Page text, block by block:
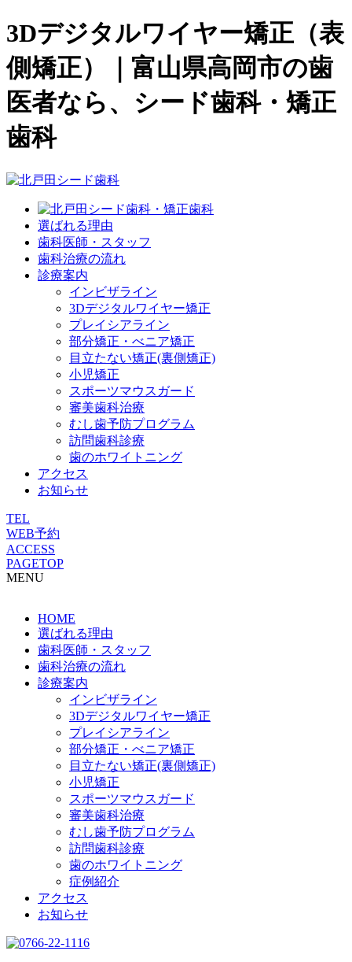
3Dデジタルワイヤー矯正（表
側矯正）｜富山県高岡市の歯
医者なら、シード歯科・矯正
歯科
選ばれる理由
歯科医師・スタッフ
歯科治療の流れ
診療案内
インビザライン
3Dデジタルワイヤー矯正
プレイシアライン
部分矯正・べニア矯正
目立たない矯正(裏側矯正)
小児矯正
スポーツマウスガード
審美歯科治療
むし歯予防プログラム
訪問歯科診療
歯のホワイトニング
アクセス
お知らせ
TEL
WEB予約
ACCESS
PAGETOP
MENU
HOME
選ばれる理由
歯科医師・スタッフ
歯科治療の流れ
診療案内
インビザライン
3Dデジタルワイヤー矯正
プレイシアライン
部分矯正・べニア矯正
目立たない矯正(裏側矯正)
小児矯正
スポーツマウスガード
審美歯科治療
むし歯予防プログラム
訪問歯科診療
歯のホワイトニング
症例紹介
アクセス
お知らせ